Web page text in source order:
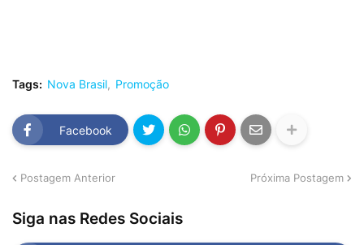
Tags: Nova Brasil Promoção
Facebook
Postagem Anterior Próxima Postagem
Siga nas Redes Sociais